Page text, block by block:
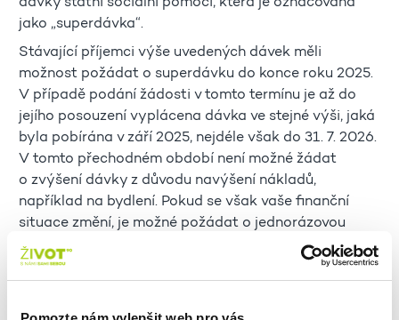
jako „superdávka“.
Stávající příjemci výše uvedených dávek měli
možnost požádat o superdávku do konce roku 2025.
V případě podání žádosti v tomto termínu je až do
jejího posouzení vyplácena dávka ve stejné výši, jaká
byla pobírána v září 2025, nejdéle však do 31. 7. 2026.
V tomto přechodném období není možné žádat
o zvýšení dávky z důvodu navýšení nákladů,
například na bydlení. Pokud se však vaše finanční
situace změní, je možné požádat o jednorázovou
pomoc prostřednictvím dávky mimořádné okamžité
pomoci.
pomoci se zvládáním nákladů, například na bydlení,